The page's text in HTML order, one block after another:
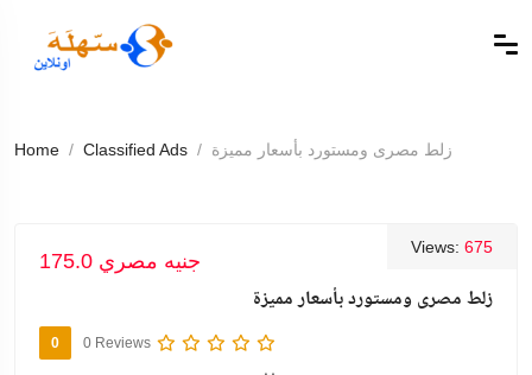
Home Classified Ads زلط مصرى ومستورد بأسعار مميزة
Views: 675
175.0 جنيه مصري
زلط مصرى ومستورد بأسعار مميزة
0 0 Reviews